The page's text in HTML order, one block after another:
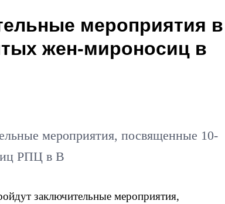
мероприятия в
жен-мироносиц в
мероприятия, посвященные 10-
РПЦ в В
заключительные мероприятия,